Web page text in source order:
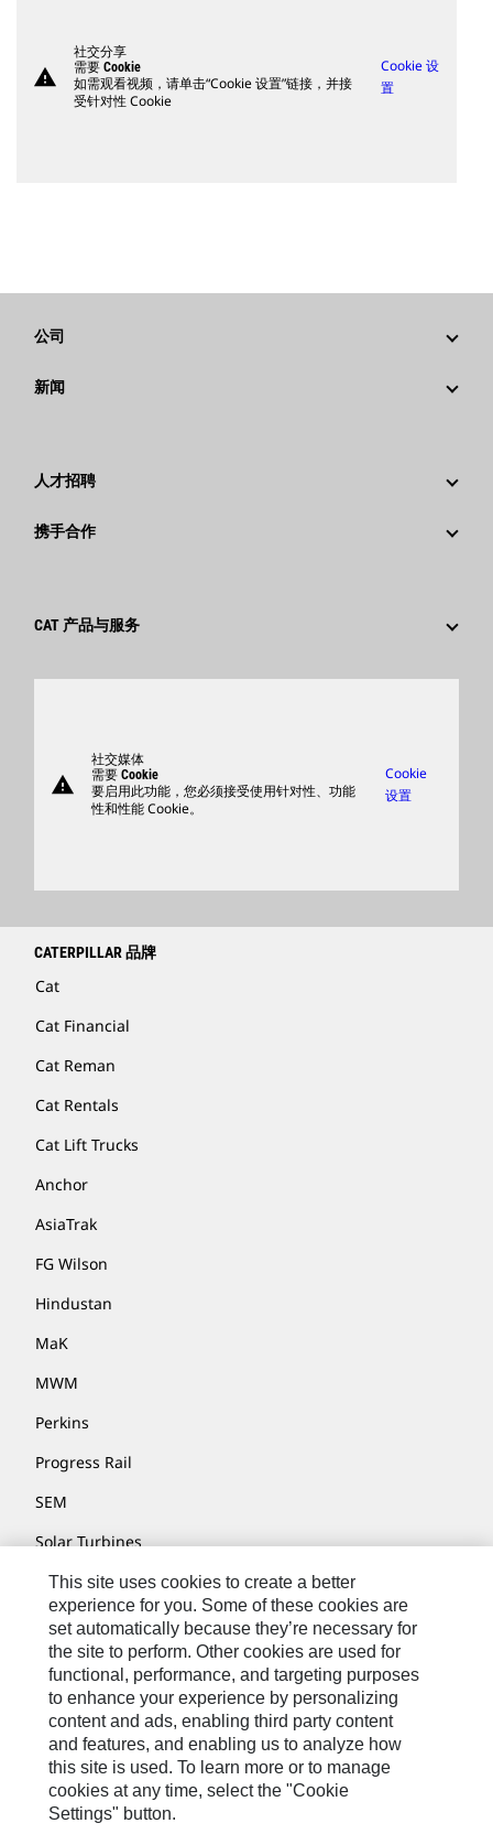
warning
社交分享
需要 Cookie
如需观看视频，请单击“Cookie 设置”链接，并接
受针对性 Cookie
Cookie 设
置
公司
战略
卡特彼勒 基金会
行为准则
创新
新闻
社交媒体
人才招聘
为什么选择卡特彼勒？
搜索和申请
携手合作
供应商
CAT 产品与服务
商品warning
社交媒体
需要 Cookie
要启用此功能，您必须接受使用针对性、功能
性和性能 Cookie。
Cookie
设置
CATERPILLAR 品牌
Cat
Cat Financial
Cat Reman
Cat Rentals
Cat Lift Trucks
Anchor
AsiaTrak
FG Wilson
Hindustan
MaK
MWM
Perkins
Progress Rail
SEM
Solar Turbines
SPM Oil & Gas
Turner Powertrain Systems
联系我们
网站地图
Cookie Settings
法律声明
This site uses cookies to create a better
experience for you. Some of these cookies are
set automatically because they’re necessary for
the site to perform. Other cookies are used for
functional, performance, and targeting purposes
to enhance your experience by personalizing
content and ads, enabling third party content
and features, and enabling us to analyze how
this site is used. To learn more or to manage
cookies at any time, select the "Cookie
Settings" button.